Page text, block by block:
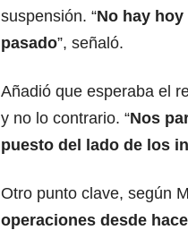
suspensión. “No hay
pasado”, señaló.
Añadió que esperaba el
y no lo contrario. “Nos
puesto del lado de los
Otro punto clave, según
operaciones desde